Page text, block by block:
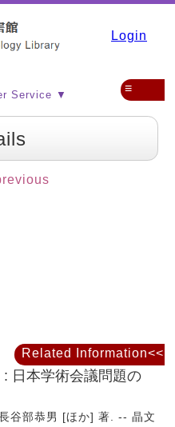
Login
Service ▼ ≡
日本学術会議問題の
谷部恭男 [ほか] 著. -- 晶文
Related Information<<